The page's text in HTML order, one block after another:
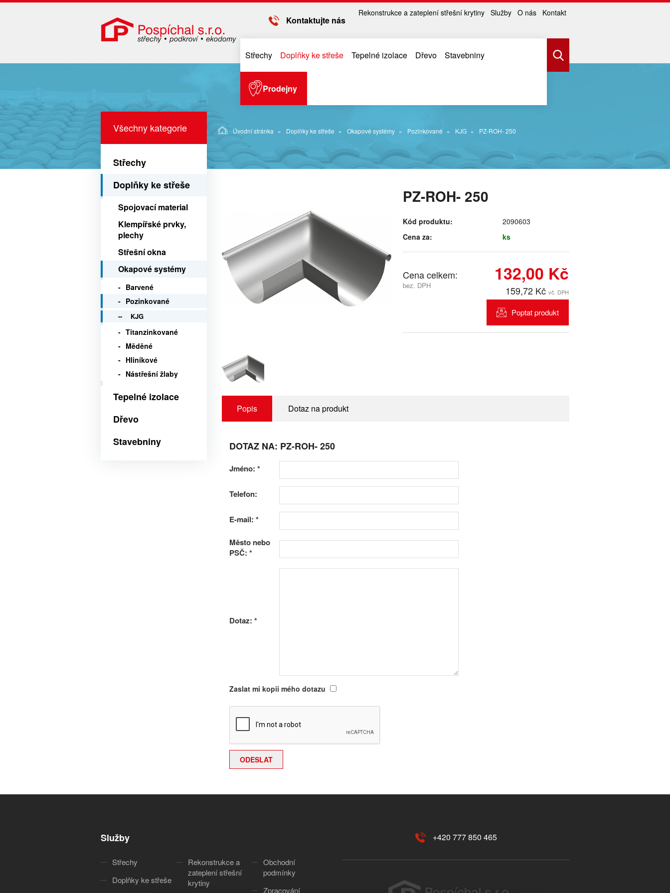
Rekonstrukce a zateplení střešní krytiny Služby O nás Kontakt
Kontaktujte nás
Střechy Doplňky ke střeše Tepelné izolace Dřevo Stavebniny
Prodejny
Úvodní stránka Doplňky ke střeše Okapové systémy Pozinkované KJG PZ-ROH- 250
Všechny kategorie
Střechy
Doplňky ke střeše
Spojovací material
Klempířské prvky,
plechy
Střešní okna
Okapové systémy
Barvené
Pozinkované
KJG
Titanzinkované
Měděné
Hliníkové
Nástřešní žlaby
Tepelné izolace
Dřevo
Stavebniny
PZ-ROH- 250
Kód produktu:
2090603
Cena za:
ks
Cena celkem:
bez. DPH
132,00 Kč
159,72 Kčvč. DPH
Poptat produkt
Popis Dotaz na produkt
DOTAZ NA: PZ-ROH- 250
Jméno: *
Telefon:
E-mail: *
Město nebo
PSČ: *
Dotaz: *
Zaslat mi kopii mého dotazu
Služby
Střechy
Doplňky ke střeše
Rekonstrukce a
zateplení střešní
krytiny
Obchodní
podmínky
Zpracování
+420 777 850 465